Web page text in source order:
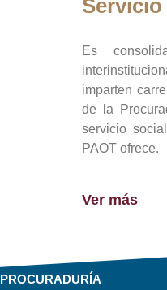
Es
imparten
de la
servicio
PAOT ofrece.
Ver más
PROCURADURÍA